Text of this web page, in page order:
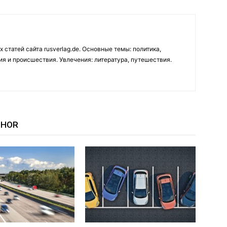
статей сайта rusverlag.de. Основные темы: политика,
и происшествия. Увлечения: литература, путешествия.